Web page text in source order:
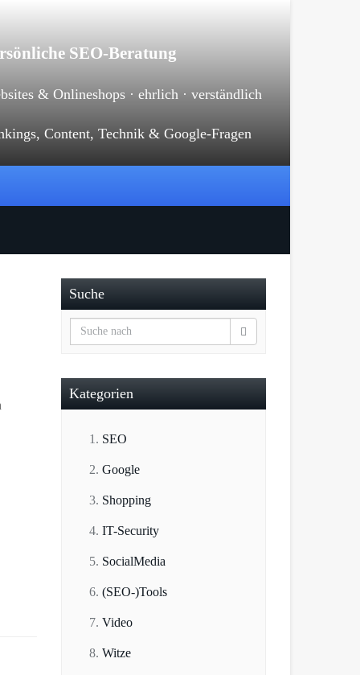
SEO-Beratung
& Onlineshops · ehrlich · verständlich
Content, Technik & Google-Fragen
Suche
Kategorien
SEO
Google
Shopping
IT-Security
SocialMedia
(SEO-)Tools
Video
Witze